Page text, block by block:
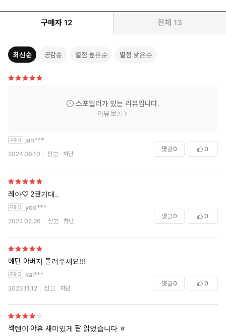
구매자 12 전체 13
최신순 공감순 별점 높은순 별점 낮은순
스포일러가 있는 리뷰입니다.
리뷰 보기
jan***
2024.06.10 신고 차단
댓글0 0
레아♡ 2권기대..
yoo***
2024.02.26 신고 차단
댓글0 0
에단 아버지 돌려주세요!!!
kal***
2023.11.12 신고 차단
댓글0 0
섹텐이 아휴 재미있게 잘 읽었습니다 ㅎ